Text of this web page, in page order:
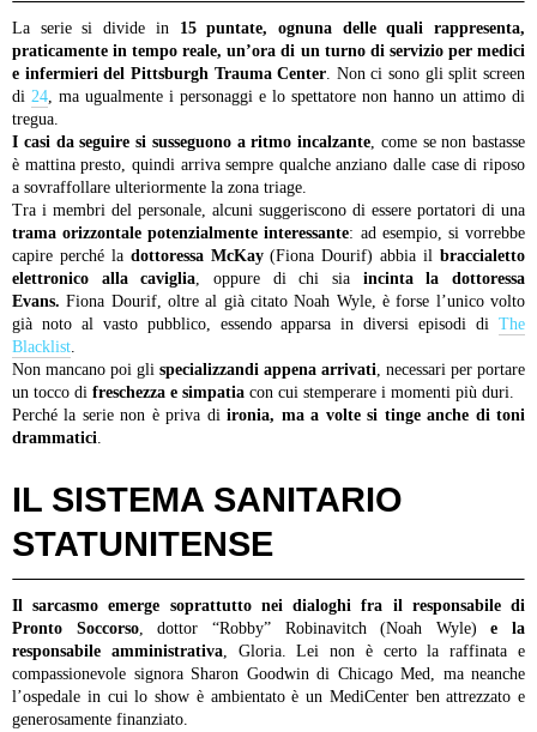
La serie si divide in 15 puntate, ognuna delle quali rappresenta,
praticamente in tempo reale, un’ora di un turno di servizio per medici
e infermieri del Pittsburgh Trauma Center. Non ci sono gli split screen
di 24, ma ugualmente i personaggi e lo spettatore non hanno un attimo di
tregua.
I casi da seguire si susseguono a ritmo incalzante, come se non bastasse
è mattina presto, quindi arriva sempre qualche anziano dalle case di riposo
a sovraffollare ulteriormente la zona triage.
Tra i membri del personale, alcuni suggeriscono di essere portatori di una
trama orizzontale potenzialmente interessante: ad esempio, si vorrebbe
capire perché ladottoressa McKay(Fiona Dourif) abbia il braccialetto
elettronico alla caviglia, oppure di chi sia incinta la dottoressa
Evans.Fiona Dourif, oltre al già citato Noah Wyle, è forse l’unico volto
già noto al vasto pubblico, essendo apparsa in diversi episodi di The
Blacklist.
Non mancano poi gli specializzandi appena arrivati, necessari per portare
un tocco di freschezza e simpatia con cui stemperare i momenti più duri.
Perché la serie non è priva diironia, ma a volte si tinge anche di toni
drammatici.
IL SISTEMA SANITARIO
STATUNITENSE
Il sarcasmo emerge soprattutto nei dialoghi fra il responsabile di
Pronto Soccorso, dottor “Robby” Robinavitch (Noah Wyle)e la
responsabile amministrativa, Gloria. Lei non è certo la raffinata e
compassionevole signora Sharon Goodwin di Chicago Med, ma neanche
l’ospedale in cui lo show è ambientato è un MediCenter ben attrezzato e
generosamente finanziato.